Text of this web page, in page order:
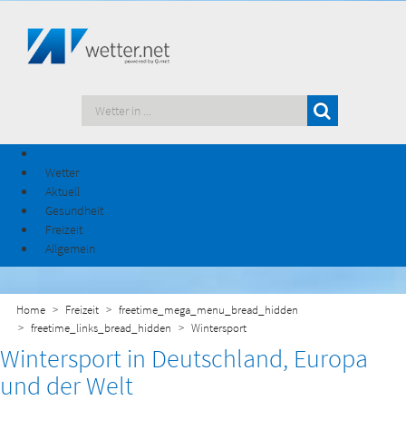
Wetter
Aktuell
Gesundheit
Freizeit
Allgemein
Home Freizeit
freetime_mega_menu_bread_hidden
freetime_links_bread_hidden
Wintersport
Wintersport in Deutschland, Europa
und der Welt